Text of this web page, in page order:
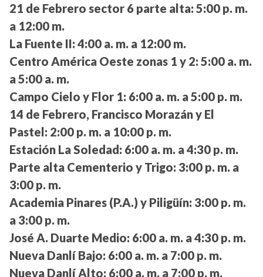
21 de Febrero sector 6 parte alta: 5:00 p. m.
a 12:00 m.
La Fuente II: 4:00 a. m. a 12:00 m.
Centro América Oeste zonas 1 y 2: 5:00 a. m.
a 5:00 a. m.
Campo Cielo y Flor 1: 6:00 a. m. a 5:00 p. m.
14 de Febrero, Francisco Morazán y El
Pastel: 2:00 p. m. a 10:00 p. m.
Estación La Soledad: 6:00 a. m. a 4:30 p. m.
Parte alta Cementerio y Trigo: 3:00 p. m. a
3:00 p. m.
Academia Pinares (P.A.) y Piligüín: 3:00 p. m.
a 3:00 p. m.
José A. Duarte Medio: 6:00 a. m. a 4:30 p. m.
Nueva Danlí Bajo: 6:00 a. m. a 7:00 p. m.
Nueva Danlí Alto: 6:00 a. m. a 7:00 p. m.